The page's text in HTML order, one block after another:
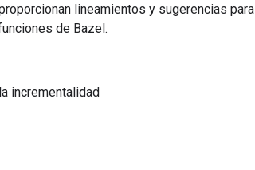
lineamientos y sugerencias para
de Bazel.
incrementalidad